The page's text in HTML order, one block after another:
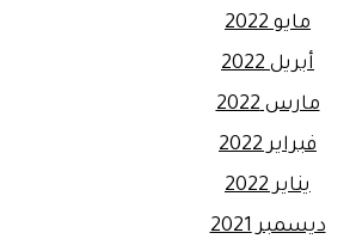
مايو 2022
أبريل 2022
مارس 2022
فبراير 2022
يناير 2022
ديسمبر 2021